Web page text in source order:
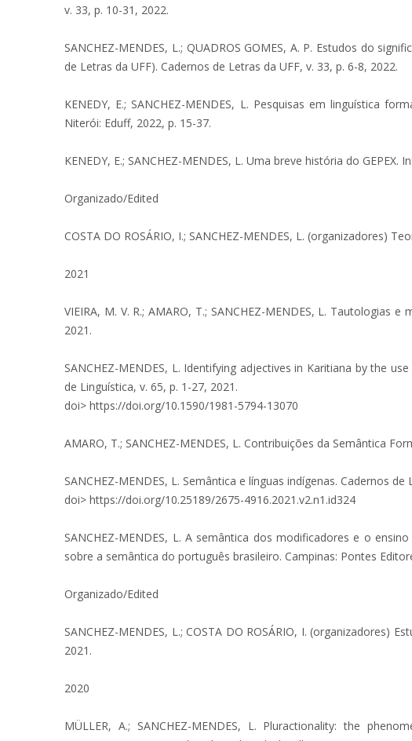
v. 33, p. 10-31, 2022.
SANCHEZ-MENDES, L.; QUADROS GOMES, A. P. Estudos do
de Letras da UFF). Cadernos de Letras da UFF, v. 33, p. 6-8, 2022.
KENEDY, E.; SANCHEZ-MENDES, L. Pesquisas em linguística
Niterói: Eduff, 2022, p. 15-37.
KENEDY, E.; SANCHEZ-MENDES, L. Uma breve história do GEPEX.
Organizado/Edited
COSTA DO ROSÁRIO, I.; SANCHEZ-MENDES, L. (organizadores)
2021
VIEIRA, M. V. R.; AMARO, T.; SANCHEZ-MENDES, L.
2021.
SANCHEZ-MENDES, L. Identifying adjectives in Karitiana by the
de Linguística, v. 65, p. 1-27, 2021.
doi> https://doi.org/10.1590/1981-5794-13070
AMARO, T.; SANCHEZ-MENDES, L. Contribuições da Semântica
SANCHEZ-MENDES, L. Semântica e línguas indígenas. Cadernos
doi> https://doi.org/10.25189/2675-4916.2021.v2.n1.id324
SANCHEZ-MENDES, L. A semântica dos modificadores e o
sobre a semântica do português brasileiro. Campinas: Pontes
Organizado/Edited
SANCHEZ-MENDES, L.; COSTA DO ROSÁRIO, I. (organizadores)
2021.
2020
MÜLLER, A.; SANCHEZ-MENDES, L. Pluractionality: the